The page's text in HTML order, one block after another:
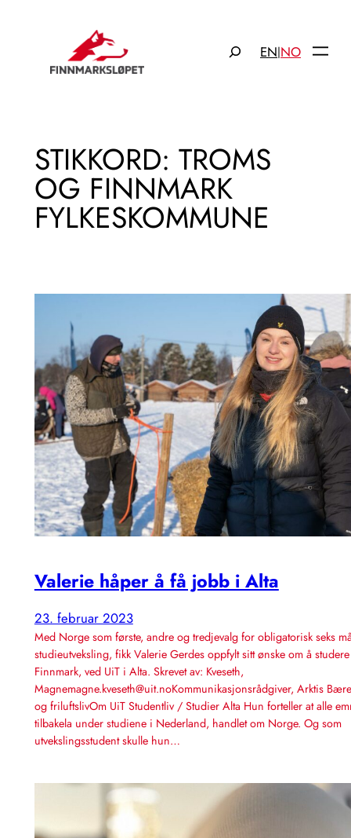
EN|NO
STIKKORD: TROMS
OG FINNMARK
FYLKESKOMMUNE
Valerie håper å få jobb i Alta
23. februar 2023
Med Norge som første, andre og tredjevalg for obligatorisk seks
studieutveksling, fikk Valerie Gerdes oppfylt sitt ønske om å
Finnmark, ved UiT i Alta. Skrevet av: Kveseth,
Magnemagne.kveseth@uit.noKommunikasjonsrådgiver, Arktis
og friluftslivOm UiT Studentliv / Studier Alta Hun forteller at alle
tilbakela under studiene i Nederland, handlet om Norge. Og som
utvekslingsstudent skulle hun…